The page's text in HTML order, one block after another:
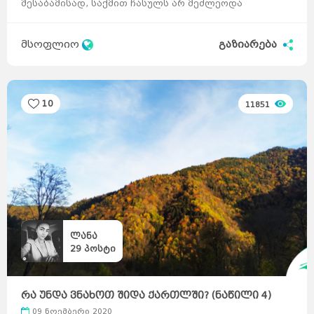
შესაბამისად, საქმით ჩასულს არ მეძლეოდა
მსოფლიო გაზიარება
ლანა
29 პოსტი
10 11851
რა უნდა ვნახოთ შიდა ქართლში? (ნაწილი 4)
09 ნოემბერი 2020